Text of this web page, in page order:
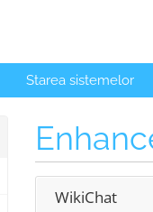
Starea sistemelor
WikiChat